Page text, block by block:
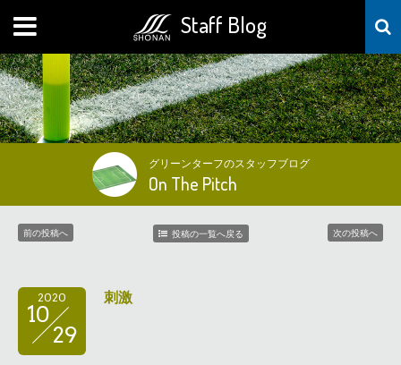
Staff Blog
MENU
グリーンターフのスタッフブログ
On The Pitch
前の投稿へ 投稿の一覧へ戻る 次の投稿へ
2020
10
29
刺激